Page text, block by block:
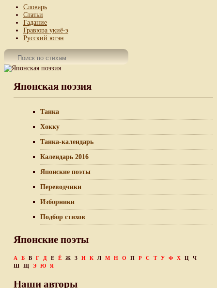
Словарь
Статьи
Гадание
Гравюра укиё-э
Русский югэн
Японская поэзия
Танка
Хокку
Танка-календарь
Календарь 2016
Японские поэты
Переводчики
Изборники
Подбор стихов
Японские поэты
А Б В Г Д Е Ё Ж З И К Л М Н О П Р С Т У Ф Х Ц
Ч
Ш
Щ Э Ю Я
Наши авторы